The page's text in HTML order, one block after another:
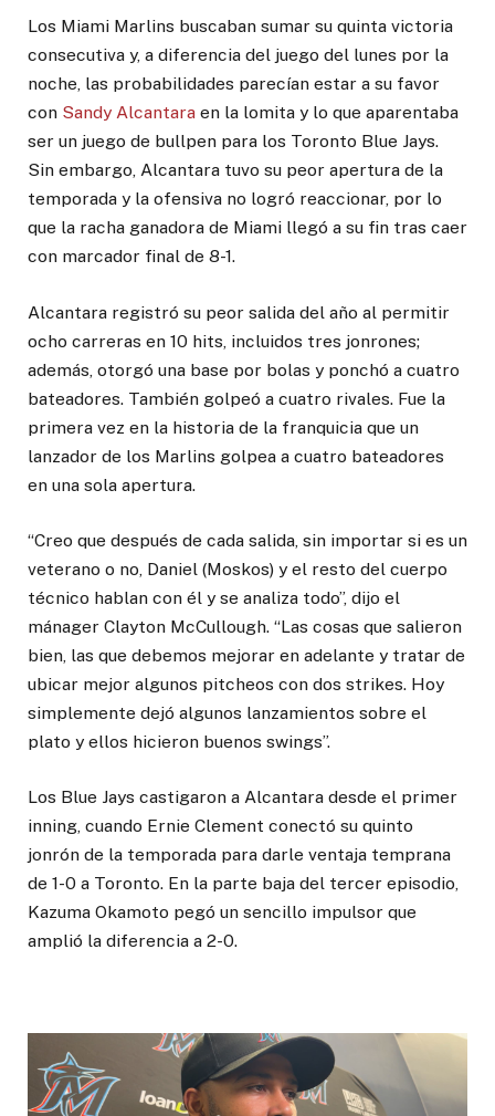
Los Miami Marlins buscaban sumar su quinta victoria
consecutiva y, a diferencia del juego del lunes por la
noche, las probabilidades parecían estar a su favor
con Sandy Alcantara en la lomita y lo que aparentaba
ser un juego de bullpen para los Toronto Blue Jays.
Sin embargo, Alcantara tuvo su peor apertura de la
temporada y la ofensiva no logró reaccionar, por lo
que la racha ganadora de Miami llegó a su fin tras caer
con marcador final de 8-1.
Alcantara registró su peor salida del año al permitir
ocho carreras en 10 hits, incluidos tres jonrones;
además, otorgó una base por bolas y ponchó a cuatro
bateadores. También golpeó a cuatro rivales. Fue la
primera vez en la historia de la franquicia que un
lanzador de los Marlins golpea a cuatro bateadores
en una sola apertura.
“Creo que después de cada salida, sin importar si es un
veterano o no, Daniel (Moskos) y el resto del cuerpo
técnico hablan con él y se analiza todo”, dijo el
mánager Clayton McCullough. “Las cosas que salieron
bien, las que debemos mejorar en adelante y tratar de
ubicar mejor algunos pitcheos con dos strikes. Hoy
simplemente dejó algunos lanzamientos sobre el
plato y ellos hicieron buenos swings”.
Los Blue Jays castigaron a Alcantara desde el primer
inning, cuando Ernie Clement conectó su quinto
jonrón de la temporada para darle ventaja temprana
de 1-0 a Toronto. En la parte baja del tercer episodio,
Kazuma Okamoto pegó un sencillo impulsor que
amplió la diferencia a 2-0.